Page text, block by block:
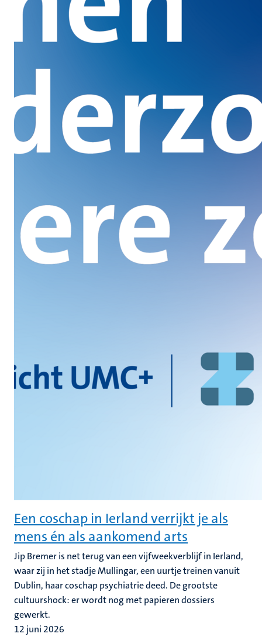
Een coschap in Ierland verrijkt je als
mens én als aankomend arts
Jip Bremer is net terug van een vijfweekverblijf in Ierland,
waar zij in het stadje Mullingar, een uurtje treinen vanuit
Dublin, haar coschap psychiatrie deed. De grootste
cultuurshock: er wordt nog met papieren dossiers
gewerkt.
12 juni 2026